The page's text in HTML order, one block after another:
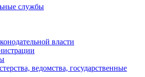
службы
власти
ведомства, государственные